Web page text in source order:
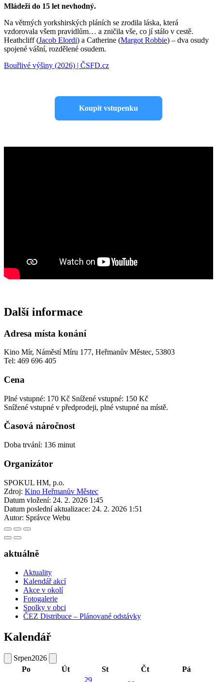
Mládeži do 15 let nevhodný.
Na větrných yorkshirských pláních se zrodila láska, která
vzdorovala všem pravidlům… a zničila vše, co jí stálo v cestě.
Heathcliff (Jacob Elordi) a Catherine (Margot Robbie) – dva osudy
spojené vášní, rozdělené osudem.
Bouřlivé výšiny (2026) | ČSFD.cz
Koupit vstupenku
Další informace
Adresa místa konání
Kino Mír, Náměstí Míru 177, Heřmanův Městec, 53803
Tel: 469 696 405
Cena
Plné vstupné: 170 Kč Snížené vstupné: 150 Kč
Snížené vstupné v předprodeji, plné vstupné na místě.
Časová náročnost
Doba trvání: 136 minut
Organizátor
SPOKUL HM, p.o.
Zdroj: Kino Heřmanův Městec
Datum vložení: 24. 2. 2026 1:45
Datum poslední aktualizace: 24. 2. 2026 1:51
Autor: Správce Webu
aktuálně
Aktuality
Kalendář akcí
Akce v okolí
Fotogalerie
Spolky v obci
ČEZ Distribuce – Plánované odstávky
Kalendář
Srpen2026
Po
Út St Čt Pá
29